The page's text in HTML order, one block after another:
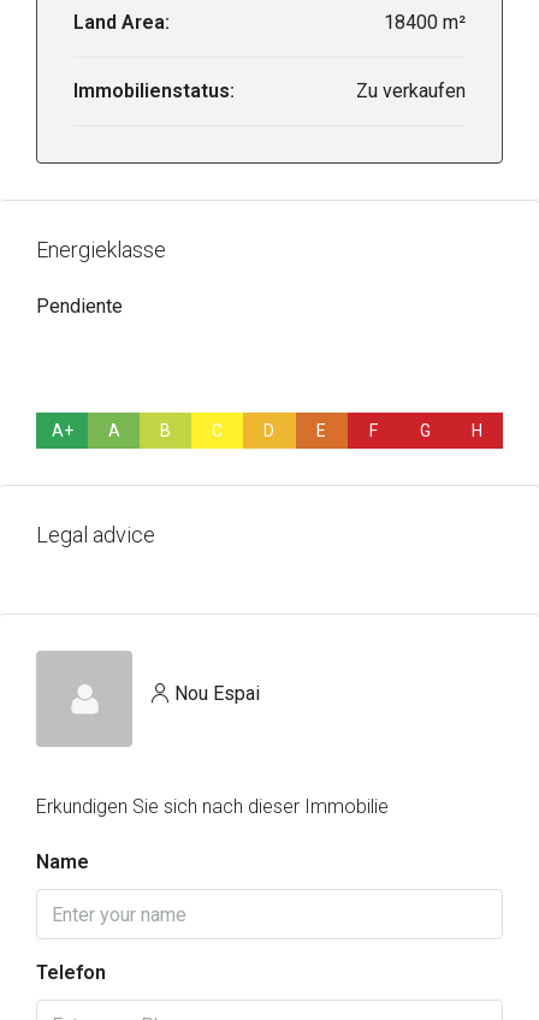
Land Area: 18400 m²
Immobilienstatus: Zu verkaufen
Energieklasse
Pendiente
A+ A B C D E F G H
Legal advice
Nou Espai
Erkundigen Sie sich nach dieser Immobilie
Name
Telefon